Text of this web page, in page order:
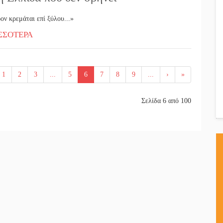
κρεμάται επί ξύλου...»
1 2 3 ... 5 6 7 8 9 ... › »
Σελίδα 6 από 100